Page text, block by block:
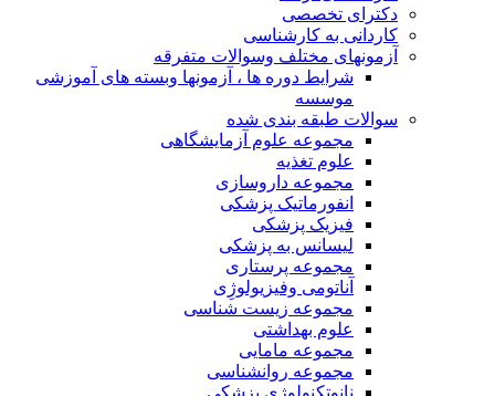
دکترای تخصصی
کاردانی به کارشناسی
آزمونهای مختلف وسوالات متفرقه
شرایط دوره ها ، آزمونها وبسته های آموزشی
موسسه
سوالات طبقه بندی شده
مجموعه علوم آزمایشگاهی
علوم تغذیه
مجموعه داروسازی
انفورماتیک پزشکی
فیزیک پزشکی
لیسانس به پزشکی
مجموعه پرستاری
آناتومی وفیزیولوژِی
مجموعه زیست شناسی
علوم بهداشتی
مجموعه مامایی
مجموعه روانشناسی
نانوتکنولوژی پزشکی